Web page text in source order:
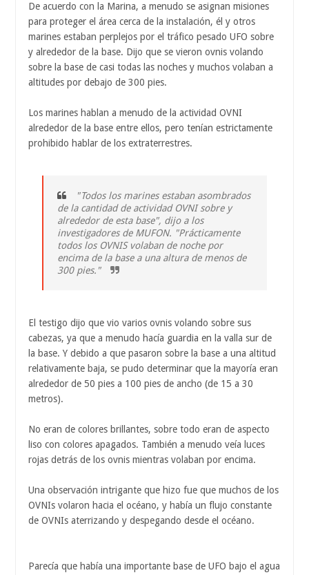
De acuerdo con la Marina, a menudo se asignan misiones
para proteger el área cerca de la instalación, él y otros
marines estaban perplejos por el tráfico pesado UFO sobre
y alrededor de la base. Dijo que se vieron ovnis volando
sobre la base de casi todas las noches y muchos volaban a
altitudes por debajo de 300 pies.
Los marines hablan a menudo de la actividad OVNI
alrededor de la base entre ellos, pero tenían estrictamente
prohibido hablar de los extraterrestres.
"Todos los marines estaban asombrados
de la cantidad de actividad OVNI sobre y
alrededor de esta base", dijo a los
investigadores de MUFON. "Prácticamente
todos los OVNIS volaban de noche por
encima de la base a una altura de menos de
300 pies."
El testigo dijo que vio varios ovnis volando sobre sus
cabezas, ya que a menudo hacía guardia en la valla sur de
la base. Y debido a que pasaron sobre la base a una altitud
relativamente baja, se pudo determinar que la mayoría eran
alrededor de 50 pies a 100 pies de ancho (de 15 a 30
metros).
No eran de colores brillantes, sobre todo eran de aspecto
liso con colores apagados. También a menudo veía luces
rojas detrás de los ovnis mientras volaban por encima.
Una observación intrigante que hizo fue que muchos de los
OVNIs volaron hacia el océano, y había un flujo constante
de OVNIs aterrizando y despegando desde el océano.
Parecía que había una importante base de UFO bajo el agua